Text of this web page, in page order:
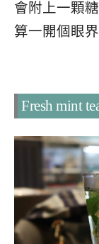
會附上一顆
算一開個眼界
Fresh mint